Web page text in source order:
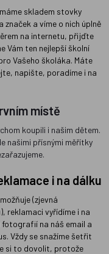
skladem stovky
a víme o nich úplně
na internetu, přijďte
Vám ten nejlepší školní
Vašeho školáka. Máte
napište, poradíme i na
místě
koupili i našim dětem.
našimi přísnými měřítky
i na dálku
(zjevná
reklamaci vyřídíme i na
fotografií na náš email a
Vždy se snažíme šetřit
si to dovolit, protože